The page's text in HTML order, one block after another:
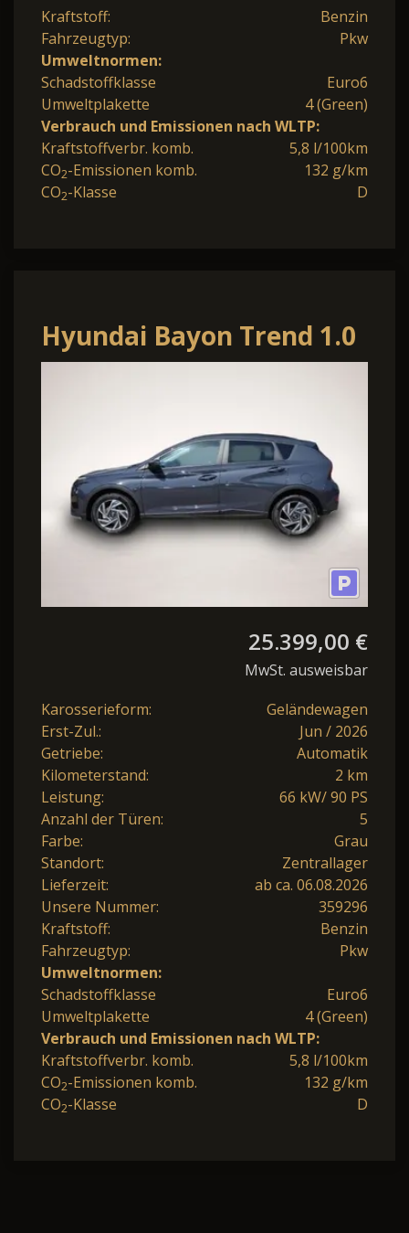
Kraftstoff:
Benzin
Fahrzeugtyp:
Pkw
Umweltnormen:
Schadstoffklasse
Euro6
Umweltplakette
4 (Green)
Verbrauch und Emissionen nach WLTP:
Kraftstoffverbr. komb.
5,8 l/100km
CO2-Emissionen komb.
132 g/km
CO2-Klasse D
Hyundai Bayon Trend 1.0
T-GDI 90PS Automatik
25.399,00 €
MwSt. ausweisbar
Karosserieform:
Geländewagen
Erst-Zul.:
Jun / 2026
Getriebe:
Automatik
Kilometerstand:
2 km
Leistung:
66 kW/ 90 PS
Anzahl der Türen:
5
Farbe:
Grau
Standort:
Zentrallager
Lieferzeit:
ab ca. 06.08.2026
Unsere Nummer:
359296
Kraftstoff:
Benzin
Fahrzeugtyp:
Pkw
Umweltnormen:
Schadstoffklasse
Euro6
Umweltplakette
4 (Green)
Verbrauch und Emissionen nach WLTP:
Kraftstoffverbr. komb.
5,8 l/100km
CO2-Emissionen komb.
132 g/km
CO2-Klasse D